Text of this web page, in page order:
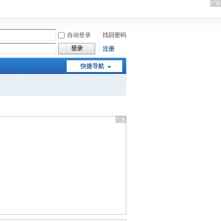
自动登录
找回密码
登录
注册
快捷导航